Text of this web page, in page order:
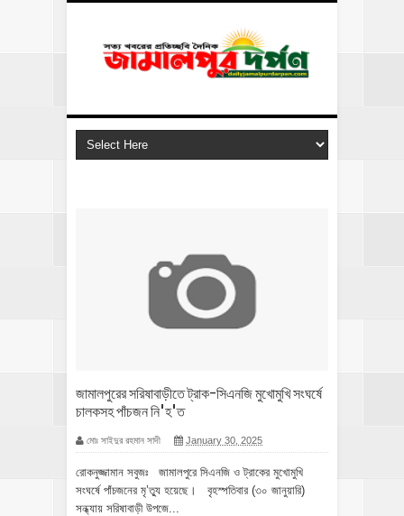
জামালপুরের সরিষাবাড়ীতে ট্রাক-সিএনজি মুখোমুখি সংঘর্ষে
চালকসহ পাঁচজন নি'হ'ত
মোঃ সাইদুর রহমান সাদী January 30, 2025
রোকনুজ্জামান সবুজঃ জামালপুরে সিএনজি ও ট্রাকের মুখোমুখি
সংঘর্ষে পাঁচজনের মৃ’ত্যু হয়েছে। বৃহস্পতিবার (৩০ জানুয়ারি)
সন্ধ্যায় সরিষাবাড়ী উপজে...